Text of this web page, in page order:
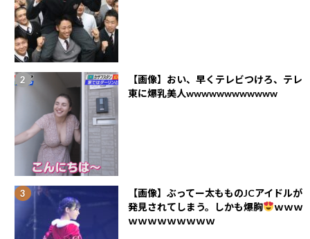
【画像】おい、早くテレビつけろ、テレ
東に爆乳美人wwwwwwwwwwww
【画像】ぶってー太もものJCアイドルが
発見されてしまう。しかも爆胸
ｗｗｗ
ｗｗｗｗｗｗｗｗｗ